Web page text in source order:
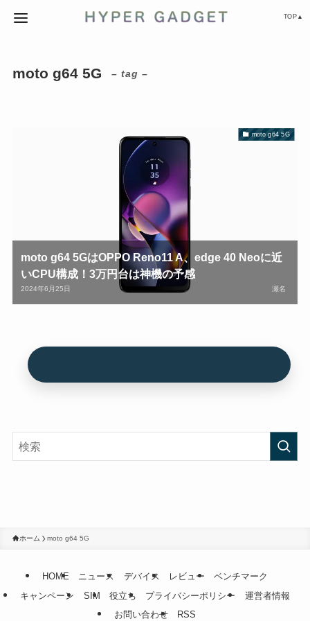
TOP▲
moto g64 5G – tag –
moto g64 5G
moto g64 5GはOPPO Reno11 A、edge 40 Neoに近
いCPU構成！3万円台は神機の予感
2024年6月25日 瀬名
ホーム moto g64 5G
HOME ニュース デバイス レビュー
ベンチマーク
キャンペーン
SIM 役立ち プライバシーポリシー
運営者情報
お問い合わせ
RSS